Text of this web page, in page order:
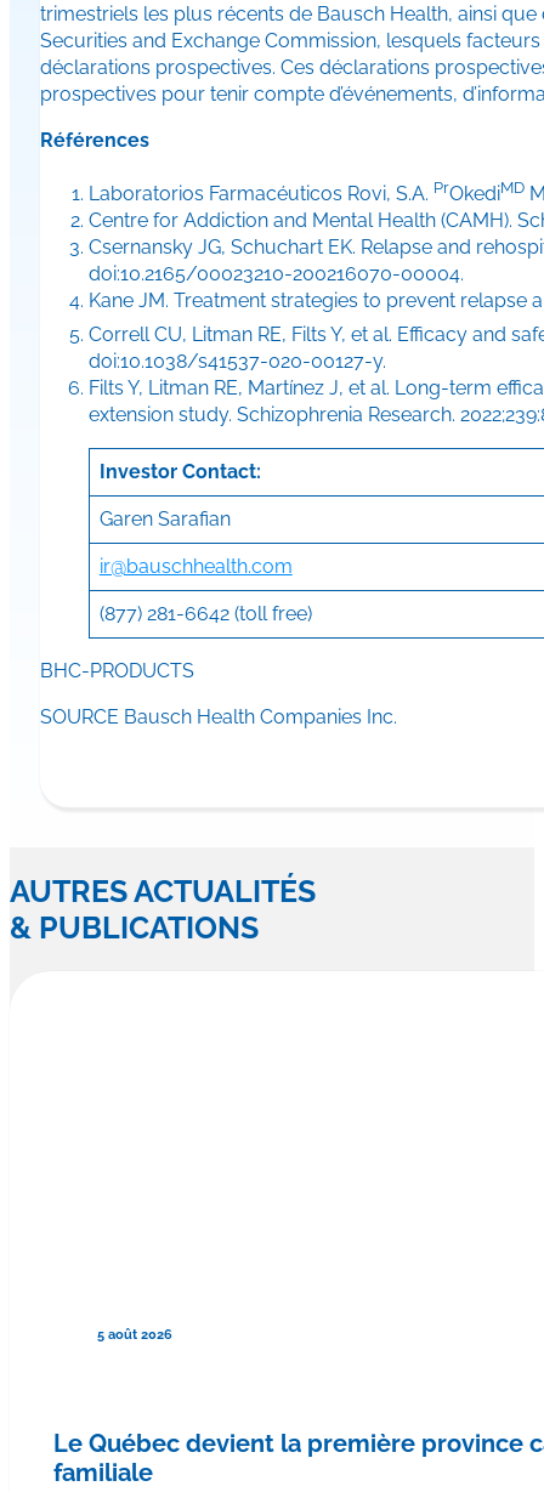
trimestriels les plus récents de Bausch Health, ainsi
Securities and Exchange Commission, lesquels
déclarations prospectives. Ces déclarations
prospectives pour tenir compte d’événements,
Références
Laboratorios Farmacéuticos Rovi, S.A. PrOkediMD
Centre for Addiction and Mental Health (CAMH).
Csernansky JG, Schuchart EK. Relapse and
doi:10.2165/00023210-200216070-00004.
Kane JM. Treatment strategies to prevent relapse
Correll CU, Litman RE, Filts Y, et al. Efficacy and
doi:10.1038/s41537-020-00127-y.
Filts Y, Litman RE, Martínez J, et al. Long-term
extension study. Schizophrenia Research.
Investor Contact:
Garen Sarafian
ir@bauschhealth.com
(877) 281-6642 (toll free)
BHC-PRODUCTS
SOURCE Bausch Health Companies Inc.
AUTRES ACTUALITÉS
& PUBLICATIONS
5 août 2026
Le Québec devient la première province
familiale